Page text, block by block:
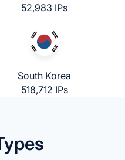
52,983 IPs
South Korea
518,712 IPs